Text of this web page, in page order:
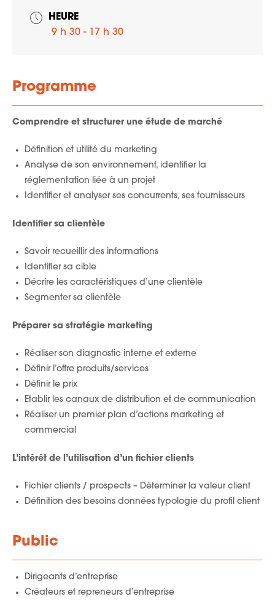
HEURE
9 h 30 - 17 h 30
Programme
Comprendre et structurer une étude de marché
Définition et utilité du marketing
Analyse de son environnement, identifier la
réglementation liée à un projet
Identifier et analyser ses concurrents, ses fournisseurs
Identifier sa clientèle
Savoir recueillir des informations
Identifier sa cible
Décrire les caractéristiques d’une clientèle
Segmenter sa clientèle
Préparer sa stratégie marketing
Réaliser son diagnostic interne et externe
Définir l’offre produits/services
Définir le prix
Etablir les canaux de distribution et de communication
Réaliser un premier plan d’actions marketing et
commercial
L’intérêt de l’utilisation d’un fichier clients
Fichier clients / prospects – Déterminer la valeur client
Définition des besoins données typologie du profil client
Public
Dirigeants d’entreprise
Créateurs et repreneurs d’entreprise